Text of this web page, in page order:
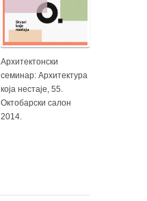
Архитектонски
семинар: Архитектура
која нестаје, 55.
Октобарски салон
2014.